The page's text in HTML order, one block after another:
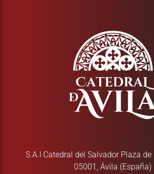
S.A.I Catedral del Salvador Plaza de
05001, Ávila (España)